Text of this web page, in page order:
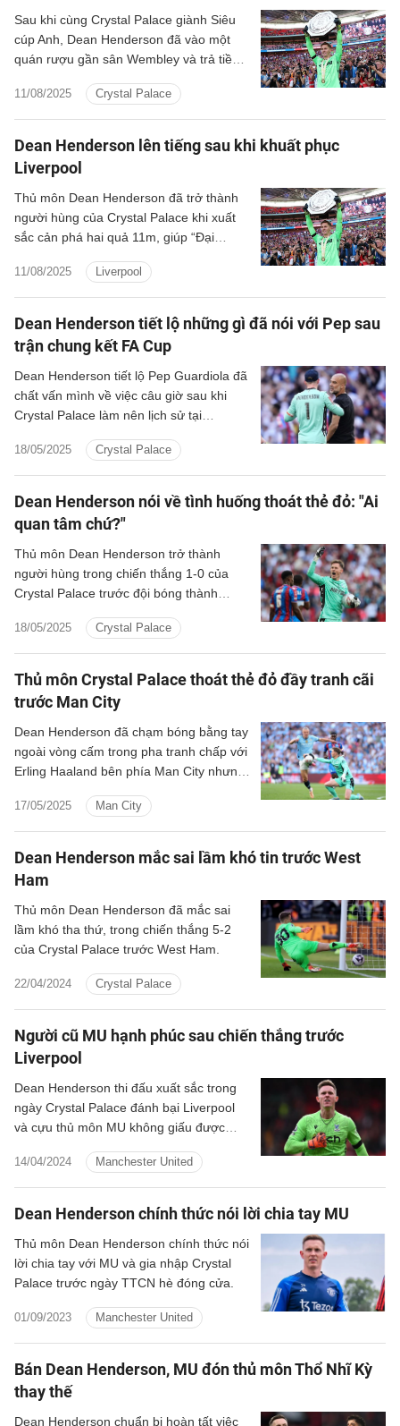
11/08/2025 Crystal Palace
Sau khi cùng Crystal Palace giành Siêu
cúp Anh, Dean Henderson đã vào một
quán rượu gần sân Wembley và trả tiền
đây.
Dean Henderson lên tiếng sau khi khuất phục
Liverpool
11/08/2025 Liverpool
Thủ môn Dean Henderson đã trở thành
người hùng của Crystal Palace khi xuất
sắc cản phá hai quả 11m, giúp “Đại
luân lưu để giành Siêu cúp Anh.
Dean Henderson tiết lộ những gì đã nói với Pep sau
trận chung kết FA Cup
18/05/2025 Crystal Palace
Dean Henderson tiết lộ Pep Guardiola đã
chất vấn mình về việc câu giờ sau khi
Crystal Palace làm nên lịch sử tại
Dean Henderson nói về tình huống thoát thẻ đỏ: "Ai
quan tâm chứ?"
18/05/2025 Crystal Palace
Thủ môn Dean Henderson trở thành
người hùng trong chiến thắng 1-0 của
Crystal Palace trước đội bóng thành
sân Wembley, bất chấp tranh cãi quanh
tình huống thoát thẻ đỏ trong trận đấu.
Thủ môn Crystal Palace thoát thẻ đỏ đầy tranh cãi
trước Man City
17/05/2025 Man City
Dean Henderson đã chạm bóng bằng tay
ngoài vòng cấm trong pha tranh chấp với
Erling Haaland bên phía Man City nhưng
Dean Henderson mắc sai lầm khó tin trước West
Ham
22/04/2024 Crystal Palace
Thủ môn Dean Henderson đã mắc sai
lầm khó tha thứ, trong chiến thắng 5-2
của Crystal Palace trước West Ham.
Người cũ MU hạnh phúc sau chiến thắng trước
Liverpool
14/04/2024 Manchester United
Dean Henderson thi đấu xuất sắc trong
ngày Crystal Palace đánh bại Liverpool
và cựu thủ môn MU không giấu được
Dean Henderson chính thức nói lời chia tay MU
01/09/2023 Manchester United
Thủ môn Dean Henderson chính thức nói
lời chia tay với MU và gia nhập Crystal
Palace trước ngày TTCN hè đóng cửa.
Bán Dean Henderson, MU đón thủ môn Thổ Nhĩ Kỳ
thay thế
Dean Henderson chuẩn bị hoàn tất việc